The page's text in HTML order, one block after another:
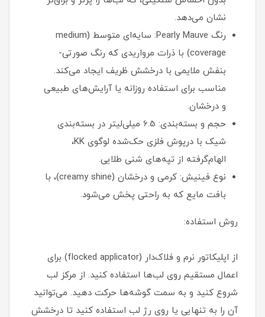
نشان می‌دهد.
رنگ Pearly Mauve: سایه‌ای متوسط (medium
coverage) با ذرات مرواریدی که رنگ صورتی-
بنفش ملایمی با درخشش ظریف ایجاد می‌کند.
مناسب برای استفاده روزانه یا آرایش‌های طبیعی
و درخشان.
حجم و بسته‌بندی: 6.5 میلی‌لیتر در بسته‌بندی
شیک با درپوش فلزی حک‌شده لوگوی KK،
الهام‌گرفته از تپه‌های شنی طلایی.
نوع فینیش: کرمی و درخشان (creamy shine)، با
بافت مایع که به راحتی پخش می‌شود.
روش استفاده:
از اپلیکاتور نرم و فلاک‌دار (flocked applicator) برای
اعمال مستقیم روی لب‌ها استفاده کنید. از مرکز لب
شروع کنید و به سمت گوشه‌ها حرکت دهید. می‌توانید
آن را به تنهایی یا روی رژ لب استفاده کنید تا درخشش